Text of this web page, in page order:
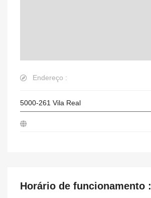
Endereço :
5000-261 Vila Real
Horário de funcionamento :